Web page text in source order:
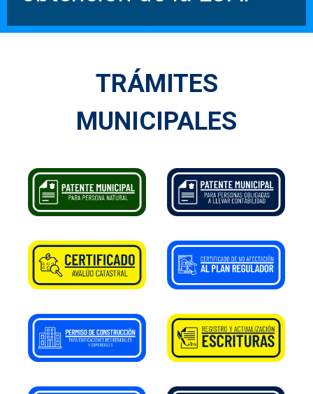
TRÁMITES
MUNICIPALES